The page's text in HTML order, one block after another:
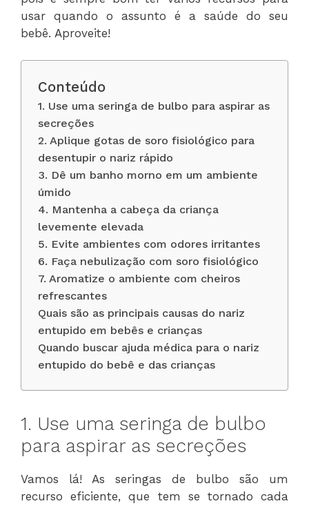
usar quando o assunto é a saúde do seu
bebê. Aproveite!
Conteúdo
1. Use uma seringa de bulbo para aspirar as
secreções
2. Aplique gotas de soro fisiológico para
desentupir o nariz rápido
3. Dê um banho morno em um ambiente
úmido
4. Mantenha a cabeça da criança
levemente elevada
5. Evite ambientes com odores irritantes
6. Faça nebulização com soro fisiológico
7. Aromatize o ambiente com cheiros
refrescantes
Quais são as principais causas do nariz
entupido em bebês e crianças
Quando buscar ajuda médica para o nariz
entupido do bebê e das crianças
1. Use uma seringa de bulbo
para aspirar as secreções
Vamos lá! As seringas de bulbo são um
recurso eficiente, que tem se tornado cada